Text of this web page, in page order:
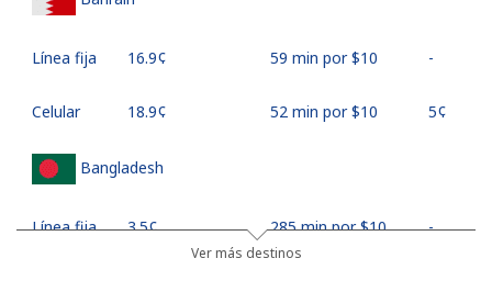
Línea fija ⁦16.9¢⁩ 59 min por ⁦$10⁩ -
Celular ⁦18.9¢⁩ 52 min por ⁦$10⁩ ⁦5¢⁩
Bangladesh
Línea fija ⁦3.5¢⁩ 285 min por ⁦$10⁩ -
Ver más destinos